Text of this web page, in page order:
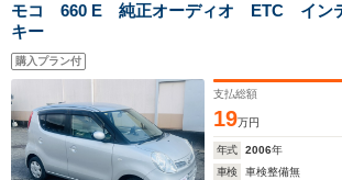
モコ 660 E 純正オーディオ ETC イン
キー
購入プラン付
支払総額
19万円
年式 2006年
車検
車検整備無